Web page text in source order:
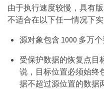
由于执行速度较慢，具有
不适合在以下任一情况下实
源对象包含 1000 多万个
受保护数据的恢复点目
说，目标位置必须始终
据不超过源位置的数据